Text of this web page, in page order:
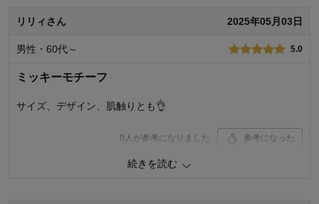
使用感・使いやすさ
使用場所： ダイニング
購入のきっかけ： 買い替え
自分、配偶者、子供
リリィさん 2025年05月03日
男性・60代～ 5.0
ミッキーモチーフ
サイズ、デザイン、肌触りとも👌
0 人が参考になりました 参考になった
4.0
続きを読む